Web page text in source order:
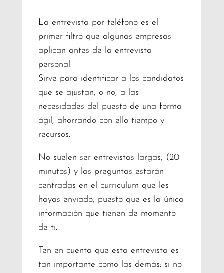
La entrevista por teléfono es el
primer filtro que algunas empresas
aplican antes de la entrevista
personal.
Sirve para identificar a los candidatos
que se ajustan, o no, a las
necesidades del puesto de una forma
ágil, ahorrando con ello tiempo y
recursos.
No suelen ser entrevistas largas, (20
minutos) y las preguntas estarán
centradas en el curriculum que les
hayas enviado, puesto que es la única
información que tienen de momento
de ti.
Ten en cuenta que esta entrevista es
tan importante como las demás: si no